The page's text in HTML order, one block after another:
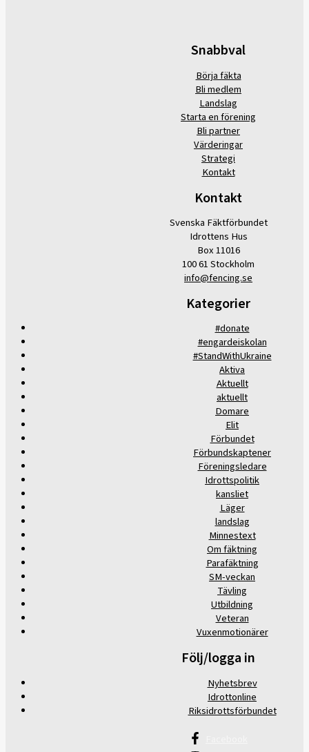
Snabbval
Börja fäkta
Bli medlem
Landslag
Starta en förening
Bli partner
Värderingar
Strategi
Kontakt
Kontakt
Svenska Fäktförbundet
Idrottens Hus
Box 11016
100 61 Stockholm
info@fencing.se
Kategorier
#donate
#engardeiskolan
#StandWithUkraine
Aktiva
Aktuellt
aktuellt
Domare
Elit
Förbundet
Förbundskaptener
Föreningsledare
Idrottspolitik
kansliet
Läger
landslag
Minnestext
Om fäktning
Parafäktning
SM-veckan
Tävling
Utbildning
Veteran
Vuxenmotionärer
Följ/logga in
Nyhetsbrev
Idrottonline
Riksidrottsförbundet